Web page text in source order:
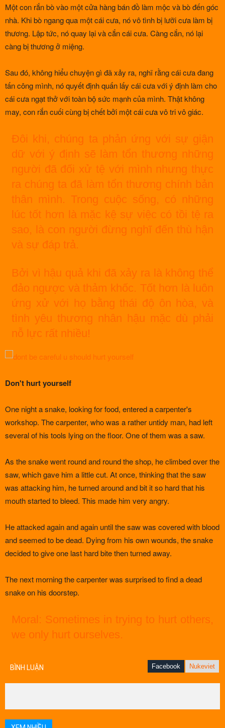
Một con rắn bò vào một cửa hàng bán đồ làm mộc và bò đến góc
nhà. Khi bò ngang qua một cái cưa, nó vô tình bị lưỡi cưa làm bị
thương. Lập tức, nó quay lại và cắn cái cưa. Càng cắn, nó lại
càng bị thương ở miệng.
Sau đó, không hiểu chuyện gì đã xảy ra, nghĩ rằng cái cưa đang
tấn công mình, nó quyết định quấn lấy cái cưa với ý định làm cho
cái cưa ngạt thở với toàn bộ sức mạnh của mình. Thật không
may, con rắn cuối cùng bị chết bởi một cái cưa vô tri vô giác.
Đôi khi, chúng ta phản ứng với sự giận
dữ với ý định sẽ làm tổn thương những
người đã đối xử tệ với mình nhưng thực
ra chúng ta đã làm tổn thương chính bản
thân mình. Trong cuộc sống, có những
lúc tốt hơn là mặc kệ sự việc có tồi tệ ra
sao, là con người đừng nghĩ đến thù hận
và sự đáp trả.
Bởi vì hậu quả khi đã xảy ra là không thể
đảo ngược và thảm khốc. Tốt hơn là luôn
ứng xử với họ bằng thái độ ôn hòa, và
tình yêu thương nhân hậu mặc dù phải
nỗ lực rất nhiều!
Don't hurt yourself
One night a snake, looking for food, entered a carpenter's
workshop. The carpenter, who was a rather untidy man, had left
several of his tools lying on the floor. One of them was a saw.
As the snake went round and round the shop, he climbed over the
saw, which gave him a little cut. At once, thinking that the saw
was attacking him, he turned around and bit it so hard that his
mouth started to bleed. This made him very angry.
He attacked again and again until the saw was covered with blood
and seemed to be dead. Dying from his own wounds, the snake
decided to give one last hard bite then turned away.
The next morning the carpenter was surprised to find a dead
snake on his doorstep.
Moral: Sometimes in trying to hurt others,
we only hurt ourselves.
Facebook Nukeviet
BÌNH LUẬN